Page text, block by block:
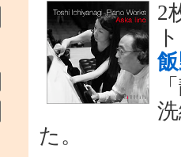
2
た。